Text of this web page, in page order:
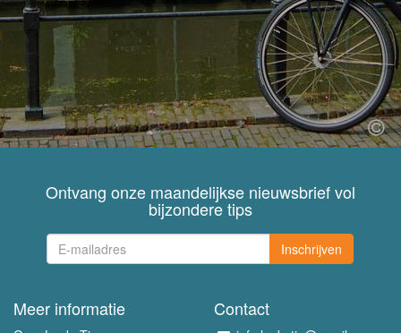
Ontvang onze maandelijkse nieuwsbrief vol
bijzondere tips
Inschrijven
Meer informatie Contact